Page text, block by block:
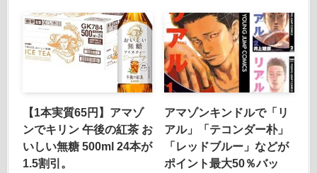
【1本実質65円】アマゾ
ンでキリン 午後の紅茶 お
いしい無糖 500ml 24本が
1.5割引。
アマゾンキンドルで「リ
アル」「テコンダー朴」
「レッドブルー」などが
ポイント最大50％バッ